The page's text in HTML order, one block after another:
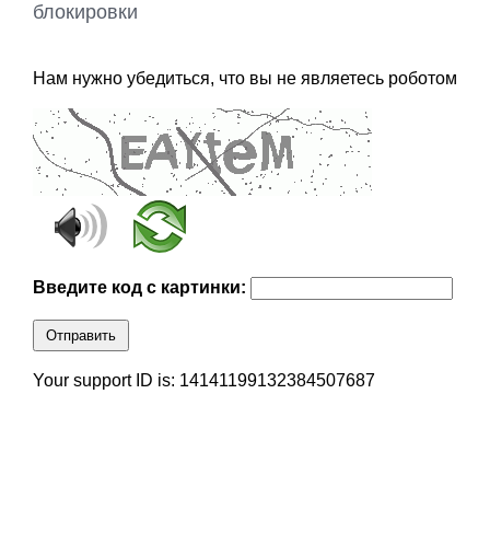
блокировки
Нам нужно убедиться, что вы не являетесь роботом
Введите код с картинки:
Отправить
Your support ID is: 14141199132384507687